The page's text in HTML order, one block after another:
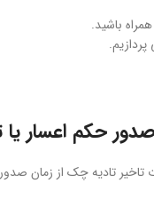
باشید.
حکم اعسار
تاخیر تادیه چک از زمان